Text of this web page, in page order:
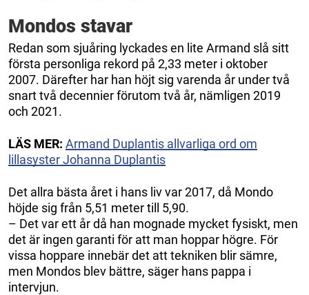
Mondos stavar
Redan som sjuåring lyckades en lite Armand slå sitt
första personliga rekord på 2,33 meter i oktober
2007. Därefter har han höjt sig varenda år under två
snart två decennier förutom två år, nämligen 2019
och 2021.
LÄS MER: Armand Duplantis allvarliga ord om
lillasyster Johanna Duplantis
Det allra bästa året i hans liv var 2017, då Mondo
höjde sig från 5,51 meter till 5,90.
– Det var ett år då han mognade mycket fysiskt, men
det är ingen garanti för att man hoppar högre. För
vissa hoppare innebär det att tekniken blir sämre,
men Mondos blev bättre, säger hans pappa i
intervjun.